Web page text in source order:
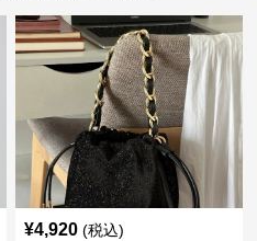
¥4,920 (税込)